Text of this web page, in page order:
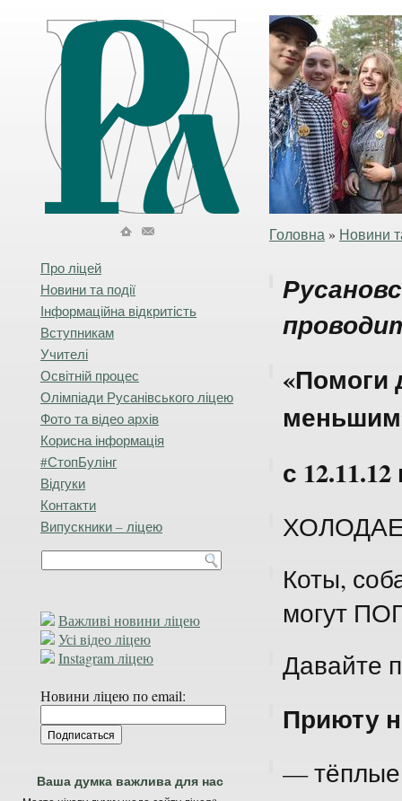
Головна » Новини
Про ліцей
Новини та події
Інформаційна відкритість
Вступникам
Учителі
Освітній процес
Олімпіади Русанівського ліцею
Фото та відео архів
Корисна інформація
#СтопБулінг
Відгуки
Контакти
Випускники – ліцею
Важливі новини ліцею
Усі відео ліцею
Instagram ліцею
Новини ліцею по email:
Ваша думка важлива для нас
«Помоги
с
Коты,
могут
Давайте
Приюту
— тёплые